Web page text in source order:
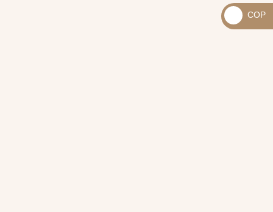
_
USD
_
COP